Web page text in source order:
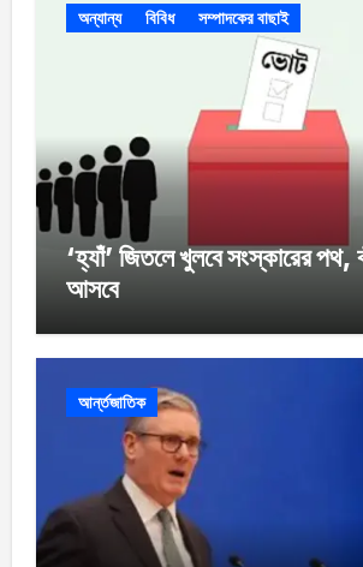
অন্যান্য বিবিধ সম্পাদকের বাছাই
‘হ্যাঁ’ জিতলে খুলবে সংস্কারের পথ,
আসবে
আর্ন্তজাতিক